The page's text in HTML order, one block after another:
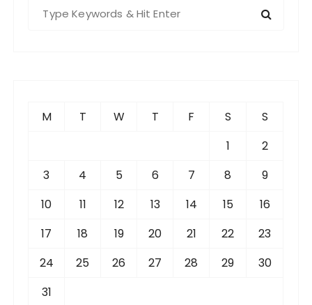
M T W T F S
S
1
2
3
4 5 6 7 8
9
10
11 12 13 14 15
16
17
18 19 20 21 22
23
24
25 26 27 28 29
30
31